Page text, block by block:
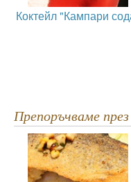
Коктейл "Кампари
Препоръчваме